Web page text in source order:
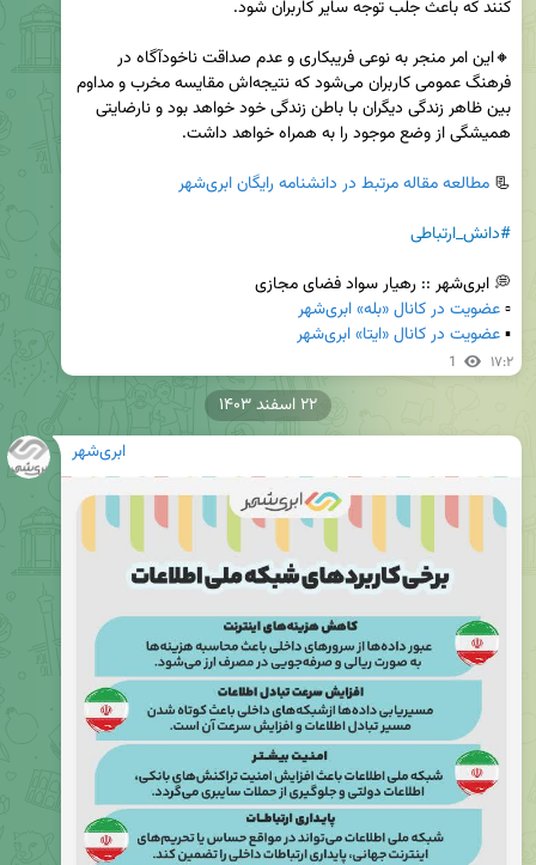
📃 مطالعه مقاله مرتبط در دانشنامه رایگان ابری‌شهر
#دانش_ارتباطی
▫️ عضویت در کانال «بله» ابری‌شهر
▪️ عضویت در کانال «ایتا» ابری‌شهر
1 ۱۷:۲
ابری‌شهر
۲۲ اسفند ۱۴۰۳